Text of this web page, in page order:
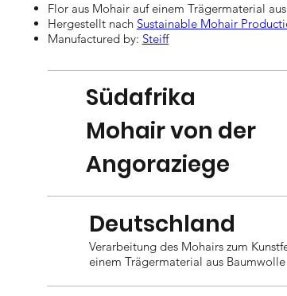
Flor aus Mohair auf einem Trägermaterial
Hergestellt nach Sustainable Mohair
Manufactured by: Steiff
Südafrika
Mohair von der
Angoraziege
Deutschland
Verarbeitung des Mohairs zum
einem Trägermaterial aus Baumwolle